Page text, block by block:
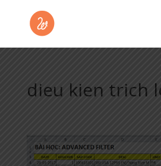
dieu kien trich